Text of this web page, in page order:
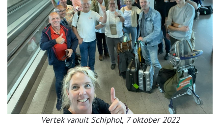
Vertek vanuit Schiphol, 7 oktober 2022